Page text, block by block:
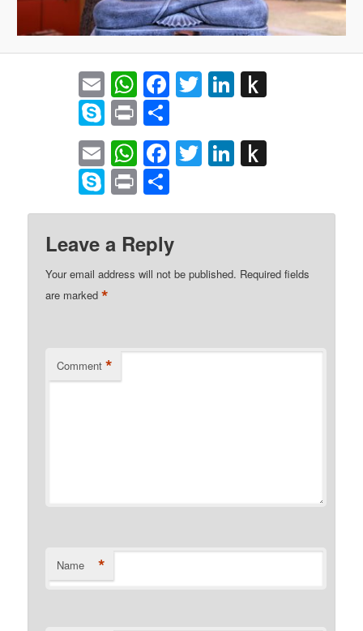
EmailWhatsApp
Facebook
TwitterLinkedIn
Skype
Print
EmailWhatsApp
Facebook
TwitterLinkedIn
Kindle
Skype
Print
Leave a Reply
Your email address will not be published. Required fields
are marked*
Comment *
Name *